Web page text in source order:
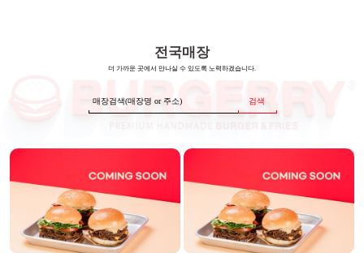
전국매장
더 가까운 곳에서 만나실 수 있도록 노력하겠습니다.
검색